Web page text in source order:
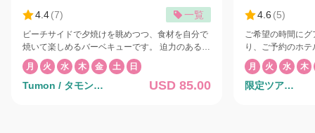
4.4(7) 一覧
ビーチサイドで夕焼けを眺めつつ、食材を自分で
焼いて楽しめるバーベキューです。 迫力のあるフ
ァイヤーダンス、ポリネシアンショーも目の前で
鑑賞できます。 夕暮れ時のビーチサイドでのディ
ナーをダンスショーとともにお楽しみください。
月 火 水 木 金 土 日
Tumon / タモン地
USD 85.00
4.6 (5)
ご希望の時間に
り、ご予約のホ
でお送りします
なります。 料金にはお一人1個のスーツケースが
含まれます。追
月 火 水 木
限定ツア